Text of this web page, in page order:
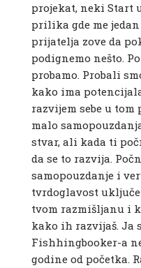
projekat, neki Start
prilika gde me
prijatelja zove da
podignemo nešto.
probamo. Probali
kako ima
razvijem sebe u tom
malo
stvar, ali kada ti
da se to razvija.
samopouzdanje i
tvrdoglavost
tvom razmišljanu i
kako ih razvijaš. Ja
Fishhingbooker-a
godine od početka.